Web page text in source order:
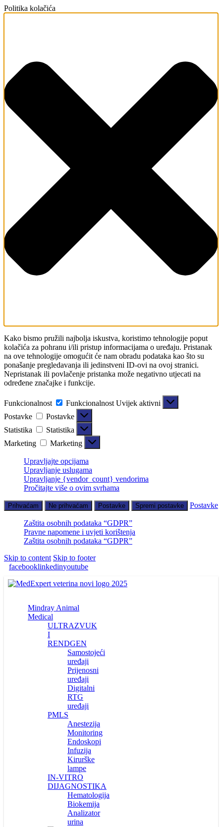
Politika kolačića
Kako bismo pružili najbolja iskustva, koristimo tehnologije poput
kolačića za pohranu i/ili pristup informacijama o uređaju. Pristanak
na ove tehnologije omogućit će nam obradu podataka kao što su
ponašanje pregledavanja ili jedinstveni ID-ovi na ovoj stranici.
Nepristanak ili povlačenje pristanka može negativno utjecati na
određene značajke i funkcije.
Funkcionalnost Funkcionalnost Uvijek aktivni
Postavke
Postavke
Statistika
Statistika
Marketing
Marketing
Upravljajte opcijama
Upravljanje uslugama
Upravljanje {vendor_count} vendorima
Pročitajte više o ovim svrhama
Prihvaćam Ne prihvaćam Postavke Spremi postavke Postavke
Zaštita osobnih podataka “GDPR”
Pravne napomene i uvjeti korištenja
Zaštita osobnih podataka “GDPR”
Skip to content Skip to footer
facebooklinkedinyoutube
Mindray Animal
Medical
ULTRAZVUK
I
RENDGEN
Samostojeći
uređaji
Prijenosni
uređaji
Digitalni
RTG
uređaji
PMLS
Anestezija
Monitoring
Endoskopi
Infuzija
Kirurške
lampe
IN-VITRO
DIJAGNOSTIKA
Hematologija
Biokemija
Analizator
urina